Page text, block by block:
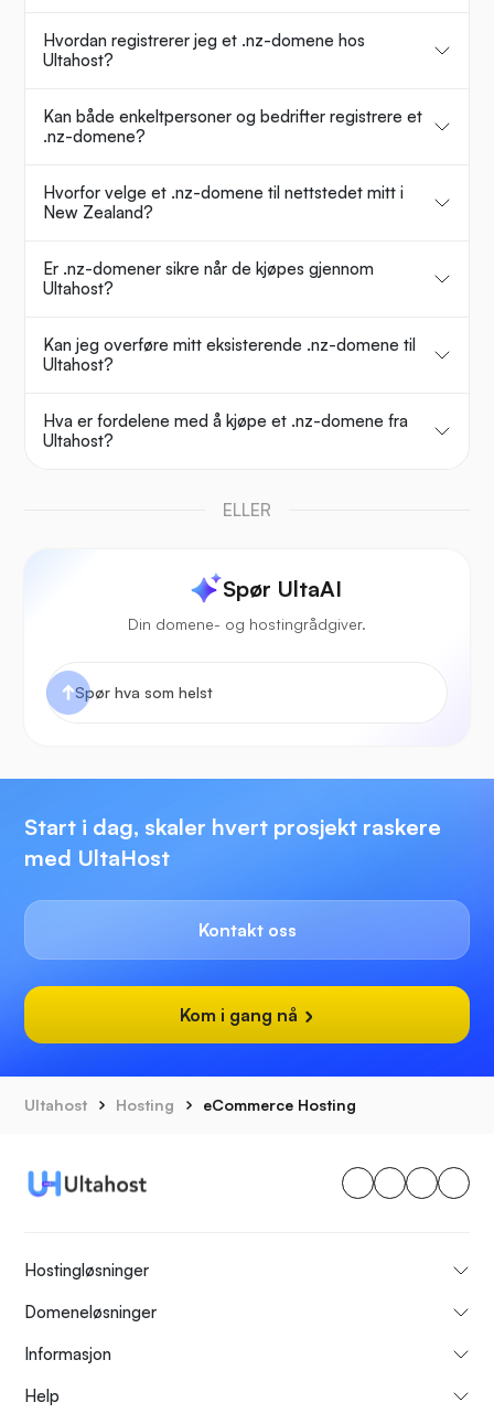
Hvordan registrerer jeg et .nz-domene hos
Ultahost?
Kan både enkeltpersoner og bedrifter registrere et
.nz-domene?
Hvorfor velge et .nz-domene til nettstedet mitt i
New Zealand?
Er .nz-domener sikre når de kjøpes gjennom
Ultahost?
Kan jeg overføre mitt eksisterende .nz-domene til
Ultahost?
Hva er fordelene med å kjøpe et .nz-domene fra
Ultahost?
ELLER
Spør UltaAI
Din domene- og hostingrådgiver.
Start i dag, skaler hvert prosjekt raskere
med UltaHost
Kontakt oss
Kom i gang nå
Ultahost Hosting eCommerce Hosting
Hostingløsninger
Domeneløsninger
Informasjon
Help